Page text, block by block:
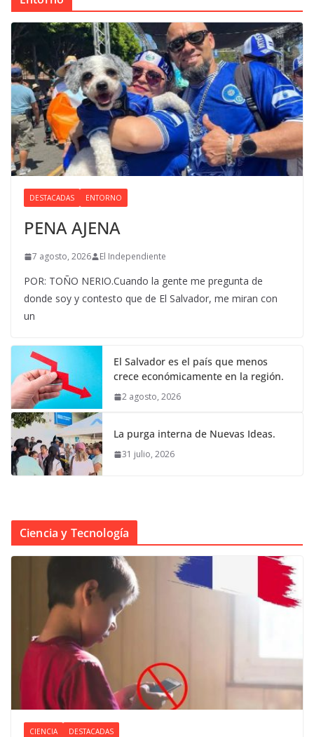
DESTACADAS ENTORNO
PENA AJENA
7 agosto, 2026 El Independiente
POR: TOÑO NERIO.Cuando la gente me pregunta de
donde soy y contesto que de El Salvador, me miran con
un
El Salvador es el país que menos
crece económicamente en la región.
2 agosto, 2026
La purga interna de Nuevas Ideas.
31 julio, 2026
Ciencia y Tecnología
CIENCIA DESTACADAS